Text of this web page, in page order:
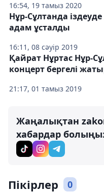
16:54, 19 тамыз 2020
16:11, 08 сәуір 2019
Нұр-Сұлтанда
адам ұсталды
21:17, 01 тамыз 2019
Қайрат Нұртас Нұр-
концерт бергелі
Жаңалықтан
хабардар
Пікірлер 0